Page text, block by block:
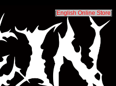
[English Online Store]